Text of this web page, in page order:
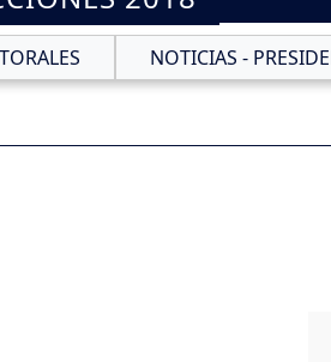
NOTICIAS -